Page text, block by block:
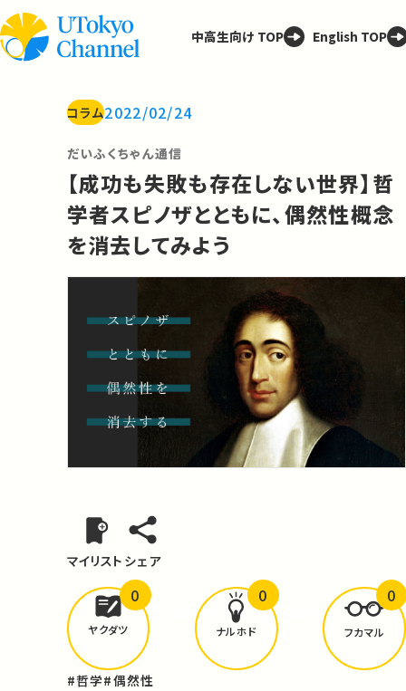
中高生向け TOP English TOP
コラム2022/02/24
だいふくちゃん通信
【成功も失敗も存在しない世界】哲
学者スピノザとともに、偶然性概念
を消去してみよう
マイリスト シェア
どんな学びがありましたか？
ヤクダツ
0
ナルホド
0
フカマル
0
#哲学#偶然性